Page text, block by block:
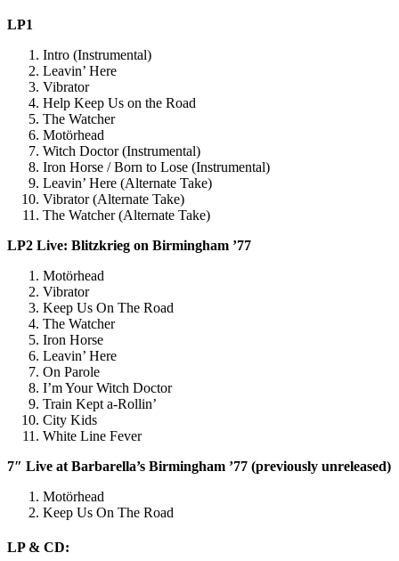
LP1
Intro (Instrumental)
Leavin’ Here
Vibrator
Help Keep Us on the Road
The Watcher
Motörhead
Witch Doctor (Instrumental)
Iron Horse / Born to Lose (Instrumental)
Leavin’ Here (Alternate Take)
Vibrator (Alternate Take)
The Watcher (Alternate Take)
LP2 Live: Blitzkrieg on Birmingham ’77
Motörhead
Vibrator
Keep Us On The Road
The Watcher
Iron Horse
Leavin’ Here
On Parole
I’m Your Witch Doctor
Train Kept a-Rollin’
City Kids
White Line Fever
7″ Live at Barbarella’s Birmingham ’77 (previously unreleased)
Motörhead
Keep Us On The Road
LP & CD: